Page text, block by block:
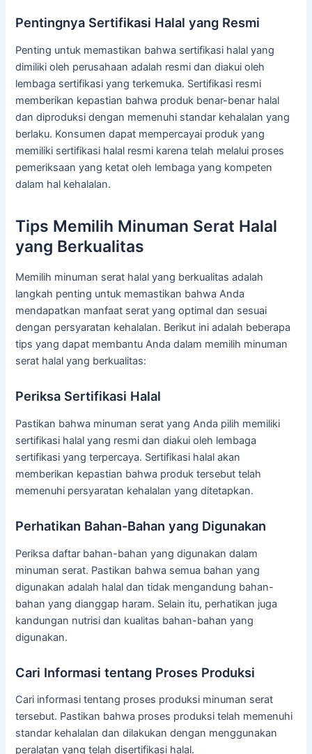
Pentingnya Sertifikasi Halal yang Resmi
Penting untuk memastikan bahwa sertifikasi halal yang
dimiliki oleh perusahaan adalah resmi dan diakui oleh
lembaga sertifikasi yang terkemuka. Sertifikasi resmi
memberikan kepastian bahwa produk benar-benar halal
dan diproduksi dengan memenuhi standar kehalalan yang
berlaku. Konsumen dapat mempercayai produk yang
memiliki sertifikasi halal resmi karena telah melalui proses
pemeriksaan yang ketat oleh lembaga yang kompeten
dalam hal kehalalan.
Tips Memilih Minuman Serat Halal
yang Berkualitas
Memilih minuman serat halal yang berkualitas adalah
langkah penting untuk memastikan bahwa Anda
mendapatkan manfaat serat yang optimal dan sesuai
dengan persyaratan kehalalan. Berikut ini adalah beberapa
tips yang dapat membantu Anda dalam memilih minuman
serat halal yang berkualitas:
Periksa Sertifikasi Halal
Pastikan bahwa minuman serat yang Anda pilih memiliki
sertifikasi halal yang resmi dan diakui oleh lembaga
sertifikasi yang terpercaya. Sertifikasi halal akan
memberikan kepastian bahwa produk tersebut telah
memenuhi persyaratan kehalalan yang ditetapkan.
Perhatikan Bahan-Bahan yang Digunakan
Periksa daftar bahan-bahan yang digunakan dalam
minuman serat. Pastikan bahwa semua bahan yang
digunakan adalah halal dan tidak mengandung bahan-
bahan yang dianggap haram. Selain itu, perhatikan juga
kandungan nutrisi dan kualitas bahan-bahan yang
digunakan.
Cari Informasi tentang Proses Produksi
Cari informasi tentang proses produksi minuman serat
tersebut. Pastikan bahwa proses produksi telah memenuhi
standar kehalalan dan dilakukan dengan menggunakan
peralatan yang telah disertifikasi halal.